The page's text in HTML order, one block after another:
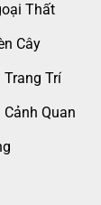
Thất
Cây
Trang Trí
Quan